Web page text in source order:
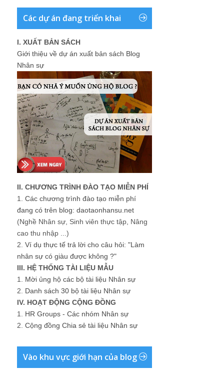
Các dự án đang triển khai
I. XUẤT BẢN SÁCH
Giới thiệu về dự án xuất bản sách Blog
Nhân sự
II. CHƯƠNG TRÌNH ĐÀO TẠO MIỄN PHÍ
1. Các chương trình đào tạo miễn phí
đang có trên blog: daotaonhansu.net
(Nghề Nhân sự, Sinh viên thực tập, Nâng
cao thu nhập ...)
2. Ví dụ thực tế trả lời cho câu hỏi: "Làm
nhân sự có giàu được không ?"
III. HỆ THỐNG TÀI LIỆU MẪU
1. Mời ủng hộ các bộ tài liệu Nhân sự
2. Danh sách 30 bộ tài liệu Nhân sự
IV. HOẠT ĐỘNG CỘNG ĐỒNG
1. HR Groups - Các nhóm Nhân sự
2. Cộng đồng Chia sẻ tài liệu Nhân sự
Vào khu vực giới hạn của blog